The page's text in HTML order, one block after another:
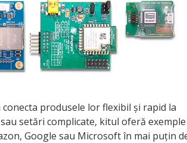
produsele lor flexibil și rapid la
setări complicate, kitul oferă exemple
Google sau Microsoft în mai puțin